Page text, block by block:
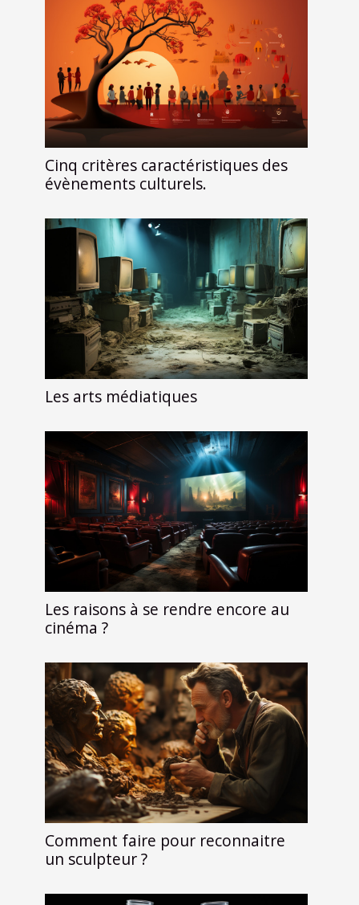
Cinq critères caractéristiques des
évènements culturels.
Les arts médiatiques
Les raisons à se rendre encore au
cinéma ?
Comment faire pour reconnaitre
un sculpteur ?